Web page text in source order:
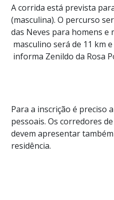
A corrida está prevista
(masculina). O percurso
das Neves para homens e
masculino será de 11 km
informa Zenildo da Rosa
Para a inscrição é preciso
pessoais. Os corredores
devem apresentar
residência.